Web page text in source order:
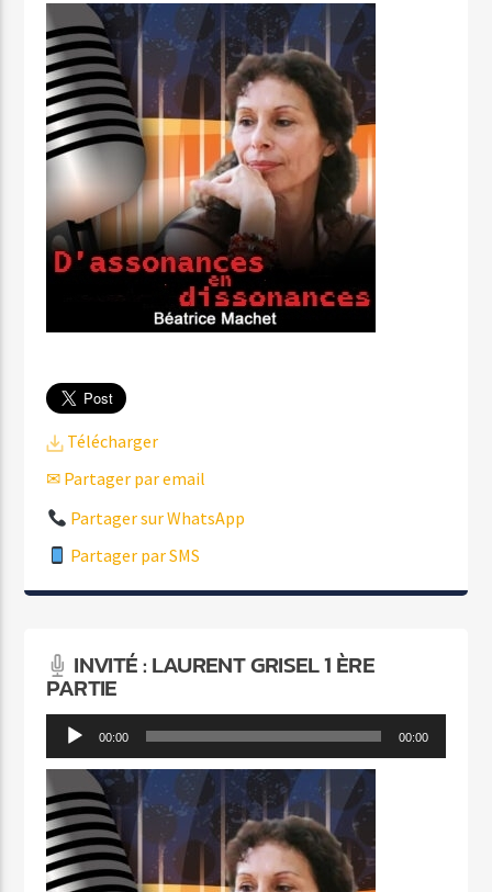
Télécharger
✉ Partager par email
Partager sur WhatsApp
Partager par SMS
INVITÉ : LAURENT GRISEL 1 ÈRE
PARTIE
Lecteur
audio
00:00 00:00